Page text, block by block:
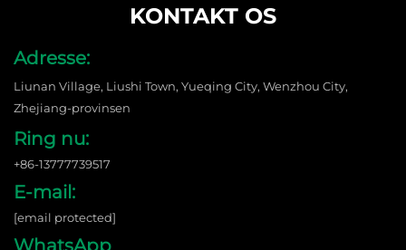
KONTAKT OS
Adresse:
Liunan Village, Liushi Town, Yueqing City, Wenzhou City,
Zhejiang-provinsen
Ring nu:
+86-13777739517
E-mail:
[email protected]
WhatsApp